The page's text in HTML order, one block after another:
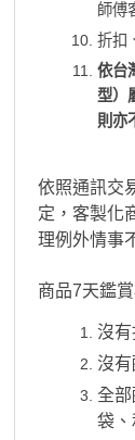
師傅
折扣
依台
型）
則亦
依照通訊交
定，客製化
理例外情事
商品7天鑑
沒
沒
全
袋、